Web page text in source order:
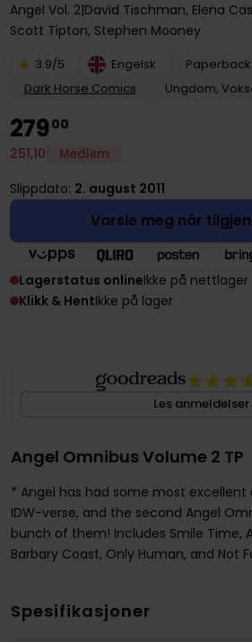
Angel Vol. 2 David Tischman, Elena
Scott Tipton, Stephen Mooney
3.9/5 Engelsk
Paperback
Dark Horse Comics
Ungdom,
27900
251,10 Medlem
Slippdato: 2. august 2011
Varsle meg når
Lagerstatus onlineIkke på nettlager
Klikk & HentIkke på lager
Les anmeldelser
Angel Omnibus Volume 2 TP
* Angel has had some most excellent
IDW-verse, and the second Angel
bunch of them! Includes Smile Time,
Barbary Coast, Only Human, and Not
Spesifikasjoner